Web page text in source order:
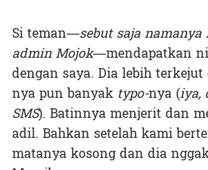
Si teman—sebut saja
admin Mojok—mendapatkan
dengan saya. Dia lebih terkejut
nya pun banyak typo-nya (iya,
SMS). Batinnya menjerit dan
adil. Bahkan setelah kami
matanya kosong dan dia